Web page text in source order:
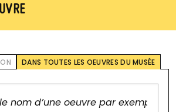
DANS TOUTES LES OEUVRES DU MUSÉE